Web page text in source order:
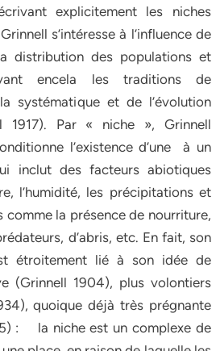
explicitement les niches
s’intéresse à l’influence de
distribution des populations et
encela les traditions de
systématique et de l’évolution
1917). Par « niche », Grinnell
l’existence d’une à un
inclut des facteurs abiotiques
l’humidité, les précipitations et
la présence de nourriture,
d’abris, etc. En fait, son
étroitement lié à son idée de
(Grinnell 1904), plus volontiers
quoique déjà très prégnante
: la niche est un complexe de